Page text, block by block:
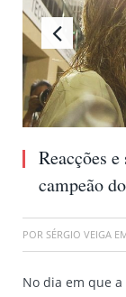
Reacções
campeão
POR SÉRGIO VEIGA
No dia em que